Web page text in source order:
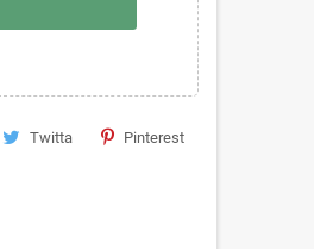
Twitta Pinterest